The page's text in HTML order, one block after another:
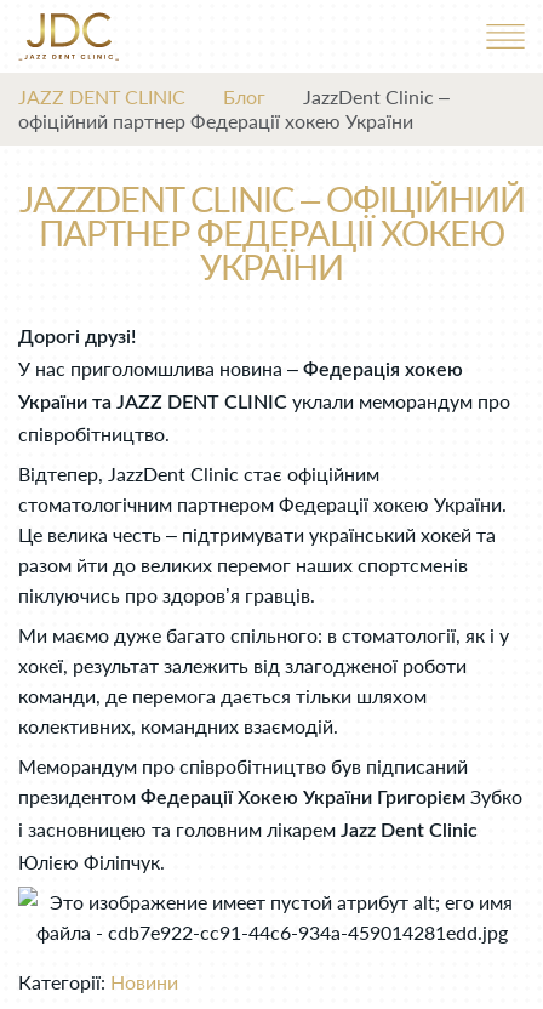
JAZZ DENT CLINIC Блог
JazzDent Сlinic –
офіційний партнер Федерації хокею України
JAZZDENT СLINIC – ОФІЦІЙНИЙ
ПАРТНЕР ФЕДЕРАЦІЇ ХОКЕЮ
УКРАЇНИ
Дорогі друзі!
У нас приголомшлива новина – Федерація хокею
України та JAZZ DENT CLINIC уклали меморандум про
співробітництво.
Відтепер, JazzDent Сlinic стає офіційним
стоматологічним партнером Федерації хокею України.
Це велика честь – підтримувати український хокей та
разом йти до великих перемог наших спортсменів
піклуючись про здоров’я гравців.
Ми маємо дуже багато спільного: в стоматології, як і у
хокеї, результат залежить від злагодженої роботи
команди, де перемога дається тільки шляхом
колективних, командних взаємодій.
Меморандум про співробітництво був підписаний
президентом Федерації Хокею України Григорієм Зубко
і засновницею та головним лікарем Jazz Dent Clinic
Юлією Філіпчук.
Категорії: Новини